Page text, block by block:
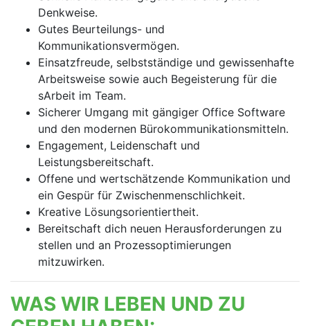
Denkweise.
Gutes Beurteilungs- und
Kommunikationsvermögen.
Einsatzfreude, selbstständige und gewissenhafte
Arbeitsweise sowie auch Begeisterung für die
sArbeit im Team.
Sicherer Umgang mit gängiger Office Software
und den modernen Bürokommunikationsmitteln.
Engagement, Leidenschaft und
Leistungsbereitschaft.
Offene und wertschätzende Kommunikation und
ein Gespür für Zwischenmenschlichkeit.
Kreative Lösungsorientiertheit.
Bereitschaft dich neuen Herausforderungen zu
stellen und an Prozessoptimierungen
mitzuwirken.
WAS WIR LEBEN UND ZU